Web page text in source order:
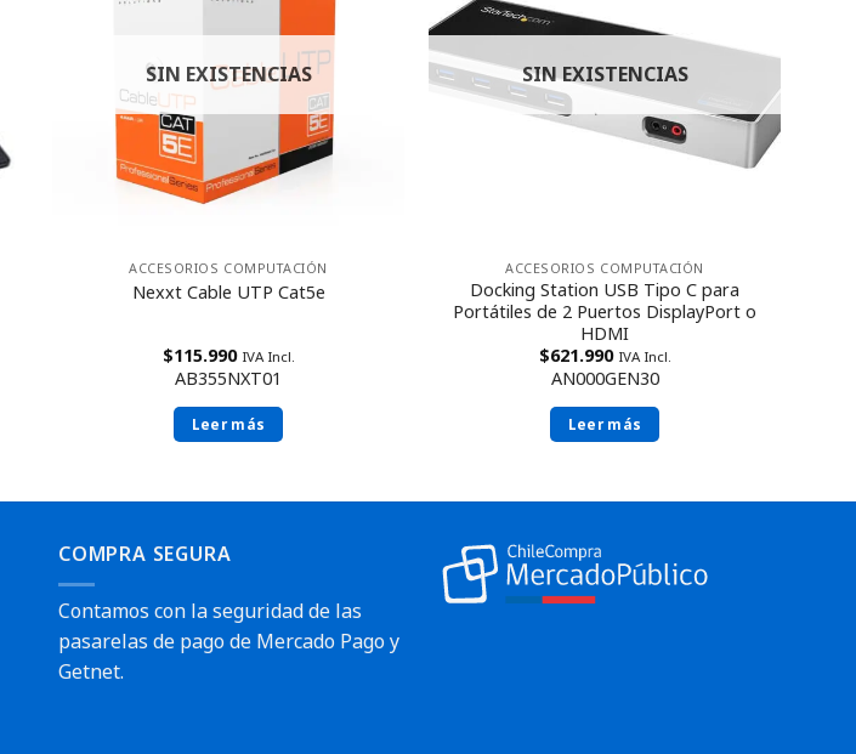
SIN EXISTENCIAS
ACCESORIOS COMPUTACIÓN
Nexxt Cable UTP Cat5e
$115.990 IVA Incl.
AB355NXT01
Leer más
SIN EXISTENCIAS
ACCESORIOS COMPUTACIÓN
Docking Station USB Tipo C para
Portátiles de 2 Puertos DisplayPort o
HDMI
$621.990 IVA Incl.
AN000GEN30
Leer más
COMPRA SEGURA
Contamos con la seguridad de las
pasarelas de pago de Mercado Pago y
Getnet.